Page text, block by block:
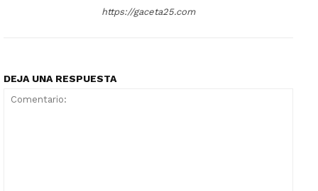
https://gaceta25.com
DEJA UNA RESPUESTA